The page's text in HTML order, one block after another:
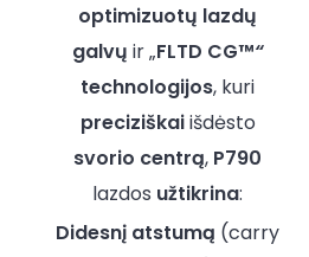
optimizuotų lazdų
galvų ir „FLTD CG™“
technologijos, kuri
preciziškaiišdėsto
svorio centrą, P790
lazdos užtikrina:
Didesnį atstumą (carry